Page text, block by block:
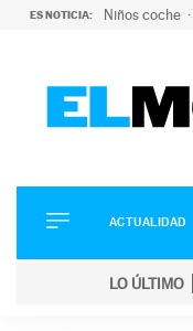
ES NOTICIA: Niños coche
ELÉCTRICOS
CONDUCIR
ACTUALIDAD
LO ÚLTIMO